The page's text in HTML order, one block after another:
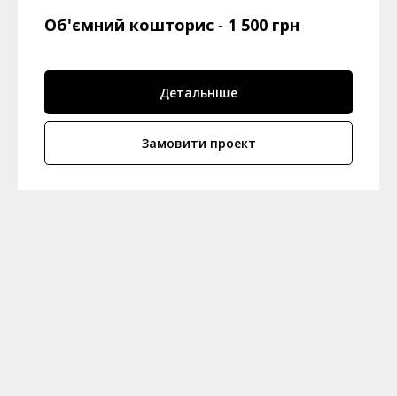
Об'ємний кошторис - 1 500 грн
Детальніше
Замовити проект